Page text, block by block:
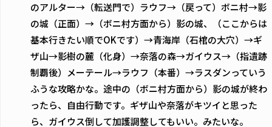
のアルター→（転送門で）ラウフ→（戻って）ボニ村→影
の城（正面）→（ボニ村方面から）影の城、（ここからは
基本行きたい順でOKです）→青海岸（石棺の大穴）→ギ
ザ山→影樹の麓（化身）→奈落の森→ガイウス→（指遺跡
制覇後）メーテール→ラウフ（本番）→ラスダンっていう
ふうな攻略かな。途中の（ボニ村方面から）影の城が終わ
ったら、自由行動です。ギザ山や奈落がキツイと思った
ら、ガイウス倒して加護調整してもいい。みたいな。